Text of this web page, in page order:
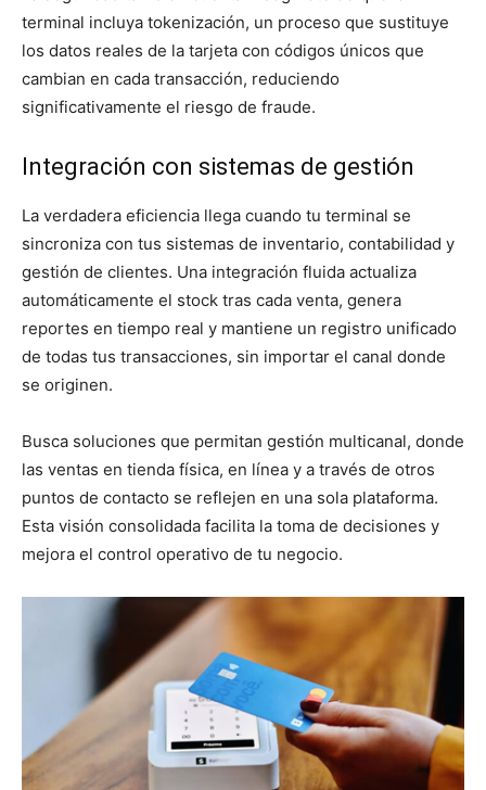
terminal incluya tokenización, un proceso que sustituye
los datos reales de la tarjeta con códigos únicos que
cambian en cada transacción, reduciendo
significativamente el riesgo de fraude.
Integración con sistemas de gestión
La verdadera eficiencia llega cuando tu terminal se
sincroniza con tus sistemas de inventario, contabilidad y
gestión de clientes. Una integración fluida actualiza
automáticamente el stock tras cada venta, genera
reportes en tiempo real y mantiene un registro unificado
de todas tus transacciones, sin importar el canal donde
se originen.
Busca soluciones que permitan gestión multicanal, donde
las ventas en tienda física, en línea y a través de otros
puntos de contacto se reflejen en una sola plataforma.
Esta visión consolidada facilita la toma de decisiones y
mejora el control operativo de tu negocio.